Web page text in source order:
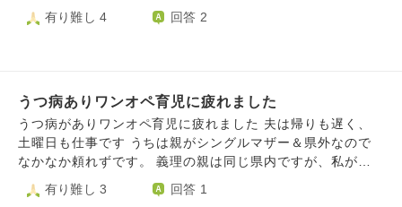
しています。たまに、あぁ、母に同じことをされて悲しくて
といけないことと、自分が寂しかったことを思い出しごめん
ねと抱きしめます。まるでDV男のようです。それでもヒス
テリックを止めることが出来ないのです。 今日は息子にマ
マがご飯を作ることは当たり前でしょと言われ、なんか腹が
立ち怒鳴り散らしてしまいました。私が怒鳴っている間息子
は泣くこともなくじっと黙ってただ耐えます、それがまた苛
現実、残酷さ、辛さから自分を守りたいと思うようになりま
く生きていくにはどうしたらよいのでしょうか。
今、この瞬間を楽しみたいのに この子を育てていくには
お金がかかるという気持ちからどうしたらいいのかわからな
っていくストレス。 今月、養育費の支払いがとまりまし
た。 お金は欲しいですが相手が何しでかすかわからない相
手なのでこれ以上関わるのはやめて、諦めようかなと思った
り、でも悔しいとも思ったり。複雑な気持ちです。 金銭面
ているので常に気を張って稼ぐ方法を考えたり 将来を見据
有り難し 4 回答 2
うつ病ありワンオペ育児に疲れました
うつ病がありワンオペ育児に疲れました 夫は帰りも遅く、
土曜日も仕事です うちは親がシングルマザー＆県外なので
なかなか頼れずです。 義理の親は同じ県内ですが、私が入
院を勧められるほどの重度のうつ病なのに 理解が乏しく、
最近自分達も忙しいという理由で全く娘を預かってくれず、
有り難し 3 回答 1